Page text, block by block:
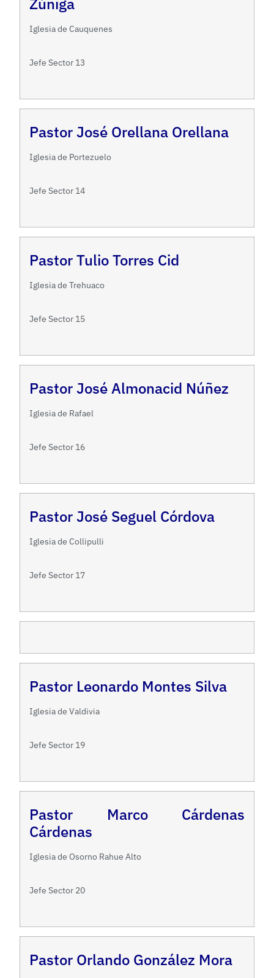
Iglesia de Cauquenes
Jefe Sector 13
Pastor José Orellana Orellana
Iglesia de Portezuelo
Jefe Sector 14
Pastor Tulio Torres Cid
Iglesia de Trehuaco
Jefe Sector 15
Pastor José Almonacid Núñez
Iglesia de Rafael
Jefe Sector 16
Pastor José Seguel Córdova
Iglesia de Collipulli
Jefe Sector 17
Pastor Leonardo Montes Silva
Iglesia de Valdivia
Jefe Sector 19
Pastor Marco Cárdenas
Cárdenas
Iglesia de Osorno Rahue Alto
Jefe Sector 20
Pastor Orlando González Mora